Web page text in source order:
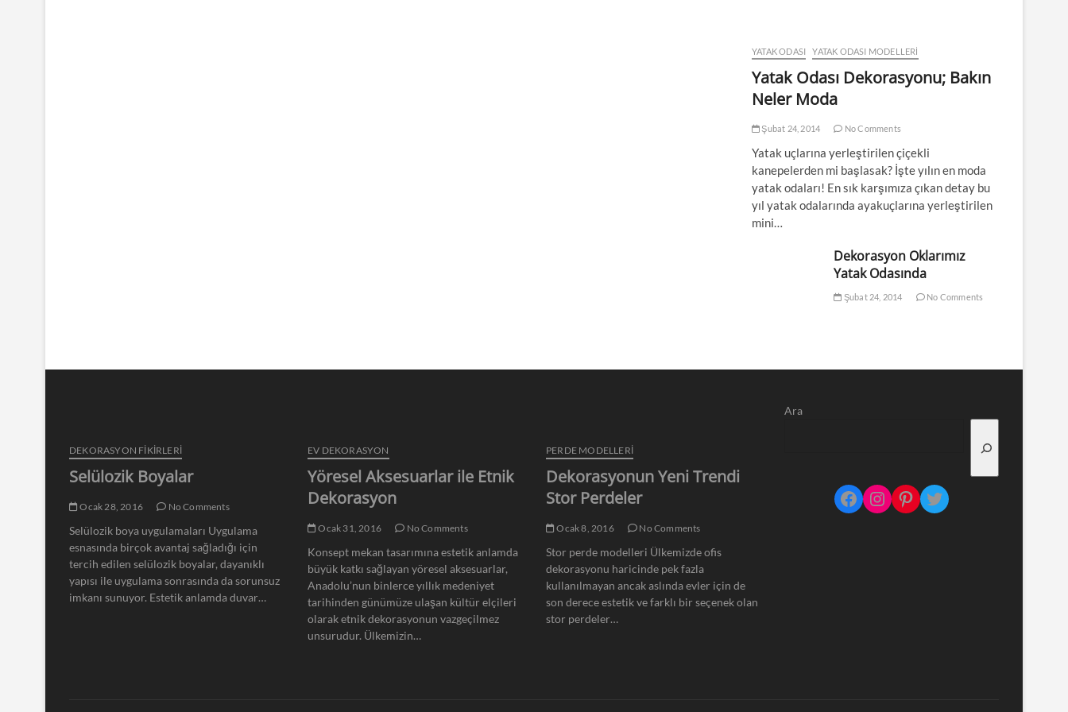
YATAK ODASI YATAK ODASI MODELLERI
Yatak Odası Dekorasyonu; Bakın
Neler Moda
Şubat 24, 2014 No Comments
Yatak uçlarına yerleştirilen çiçekli
kanepelerden mi başlasak? İşte yılın en moda
yatak odaları! En sık karşımıza çıkan detay bu
yıl yatak odalarında ayakuçlarına yerleştirilen
mini…
Dekorasyon Oklarımız
Yatak Odasında
Şubat 24, 2014 No Comments
DEKORASYON FİKİRLERİ
Selülozik Boyalar
Ocak 28, 2016 No Comments
Selülozik boya uygulamaları Uygulama
esnasında birçok avantaj sağladığı için
tercih edilen selülozik boyalar, dayanıklı
yapısı ile uygulama sonrasında da sorunsuz
imkanı sunuyor. Estetik anlamda duvar…
EV DEKORASYON
Yöresel Aksesuarlar ile Etnik
Dekorasyon
Ocak 31, 2016 No Comments
Konsept mekan tasarımına estetik anlamda
büyük katkı sağlayan yöresel aksesuarlar,
Anadolu’nun binlerce yıllık medeniyet
tarihinden günümüze ulaşan kültür elçileri
olarak etnik dekorasyonun vazgeçilmez
unsurudur. Ülkemizin…
PERDE MODELLERI
Dekorasyonun Yeni Trendi
Stor Perdeler
Ocak 8, 2016 No Comments
Stor perde modelleri Ülkemizde ofis
dekorasyonu haricinde pek fazla
kullanılmayan ancak aslında evler için de
son derece estetik ve farklı bir seçenek olan
stor perdeler…
Ara
Facebook
Instagram
Pinterest
Twitter